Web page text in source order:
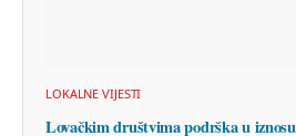
LOKALNE VIJESTI
Lovačkim društvima podrška u